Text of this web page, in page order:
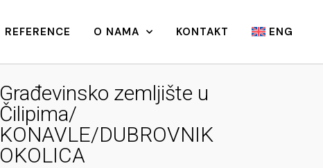
REFERENCE O NAMA KONTAKT ENG
Građevinsko zemljište u
Čilipima/
KONAVLE/DUBROVNIK
OKOLICA